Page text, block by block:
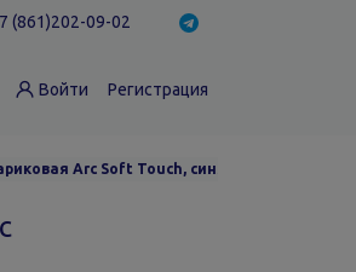
(861)202-09-02
Войти Регистрация
Arc Soft Touch, синяя